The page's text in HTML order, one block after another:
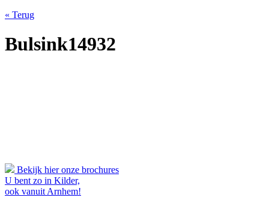
« Terug
Bulsink14932
Bekijk hier onze brochures
U bent zo in Kilder,
ook vanuit Arnhem!